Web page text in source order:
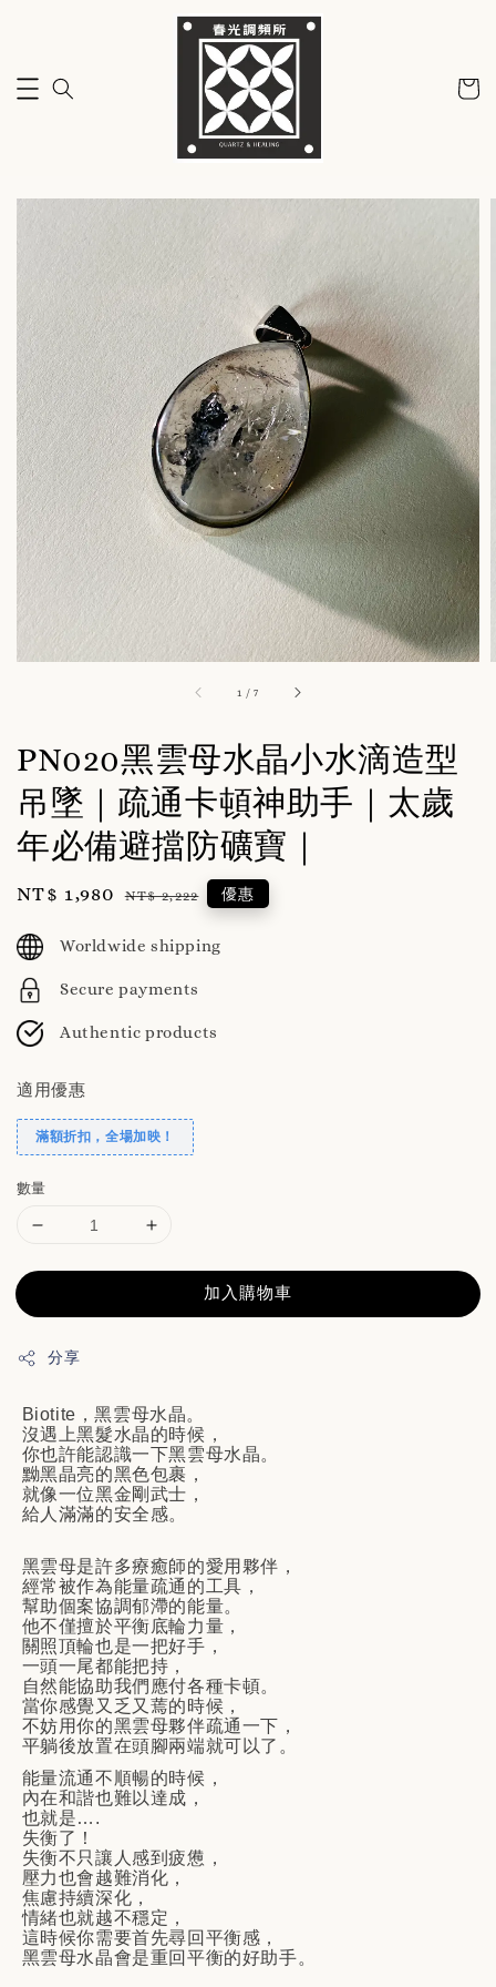
1 /7
PN020黑雲母水晶小水滴造型
吊墜｜疏通卡頓神助手｜太歲
年必備避擋防礦寶｜
Sale
NT$ 1,980 Regular
NT$ 2,222 優惠
Worldwide shipping
Secure payments
Authentic products
適用優惠
滿額折扣，全場加映！
數量
加入購物車
分享
Biotite ，黑雲母水晶。
沒遇上黑髮水晶的時候，
你也許能認識一下黑雲母水晶。
黝黑晶亮的黑色包裹，
就像一位黑金剛武士，
給人滿滿的安全感。
黑雲母是許多療癒師的愛用夥伴，
經常被作為能量疏通的工具，
幫助個案協調郁滯的能量。
他不僅擅於平衡底輪力量，
關照頂輪也是一把好手，
一頭一尾都能把持，
自然能協助我們應付各種卡頓。
當你感覺又乏又蔫的時候，
不妨用你的黑雲母夥伴疏通一下，
平躺後放置在頭腳兩端就可以了。
能量流通不順暢的時候，
內在和諧也難以達成，
也就是….
失衡了！
失衡不只讓人感到疲憊，
壓力也會越難消化，
焦慮持續深化，
情緒也就越不穩定，
這時候你需要首先尋回平衡感，
黑雲母水晶會是重回平衡的好助手。